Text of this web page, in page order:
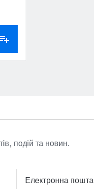
подій та новин.
Електронна пошта